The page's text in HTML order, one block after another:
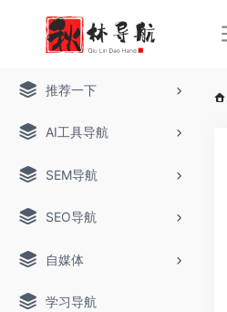
推荐一下
AI工具导航
SEM导航
SEO导航
自媒体
学习导航